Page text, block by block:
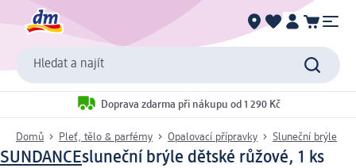
Hledat a najít
Doprava zdarma při nákupu od 1 290 Kč
Domů Pleť, tělo & parfémy Opalovací přípravky Sluneční brýle
SUNDANCEsluneční brýle dětské růžové, 1 ks